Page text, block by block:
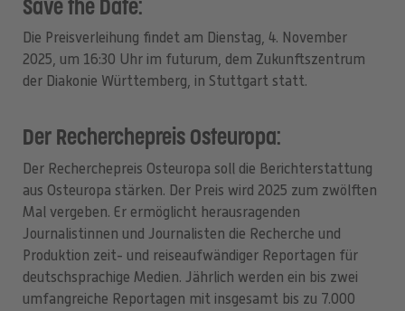
Save the Date:
Die Preisverleihung findet am Dienstag, 4. November
2025, um 16:30 Uhr im futurum, dem Zukunftszentrum
der Diakonie Württemberg, in Stuttgart statt.
Der Recherchepreis Osteuropa:
Der Recherchepreis Osteuropa soll die Berichterstattung
aus Osteuropa stärken. Der Preis wird 2025 zum zwölften
Mal vergeben. Er ermöglicht herausragenden
Journalistinnen und Journalisten die Recherche und
Produktion zeit- und reiseaufwändiger Reportagen für
deutschsprachige Medien. Jährlich werden ein bis zwei
umfangreiche Reportagen mit insgesamt bis zu 7.000